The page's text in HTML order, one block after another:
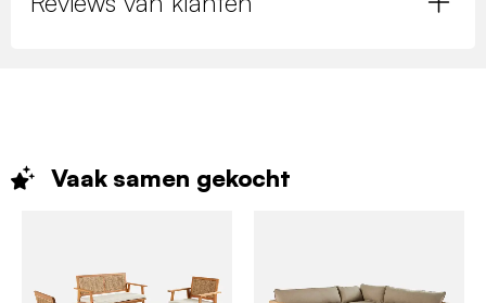
Vaak samen gekocht